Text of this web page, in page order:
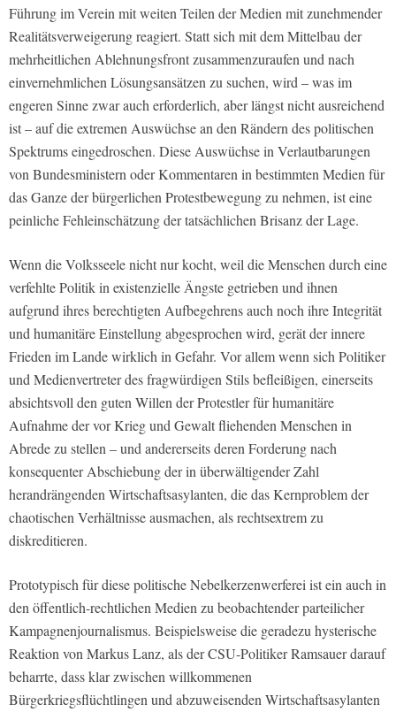
Führung im Verein mit weiten Teilen der Medien mit zunehmender
Realitätsverweigerung reagiert. Statt sich mit dem Mittelbau der
mehrheitlichen Ablehnungsfront zusammenzuraufen und nach
einvernehmlichen Lösungsansätzen zu suchen, wird – was im
engeren Sinne zwar auch erforderlich, aber längst nicht ausreichend
ist – auf die extremen Auswüchse an den Rändern des politischen
Spektrums eingedroschen. Diese Auswüchse in Verlautbarungen
von Bundesministern oder Kommentaren in bestimmten Medien für
das Ganze der bürgerlichen Protestbewegung zu nehmen, ist eine
peinliche Fehleinschätzung der tatsächlichen Brisanz der Lage.
Wenn die Volksseele nicht nur kocht, weil die Menschen durch eine
verfehlte Politik in existenzielle Ängste getrieben und ihnen
aufgrund ihres berechtigten Aufbegehrens auch noch ihre Integrität
und humanitäre Einstellung abgesprochen wird, gerät der innere
Frieden im Lande wirklich in Gefahr. Vor allem wenn sich Politiker
und Medienvertreter des fragwürdigen Stils befleißigen, einerseits
absichtsvoll den guten Willen der Protestler für humanitäre
Aufnahme der vor Krieg und Gewalt fliehenden Menschen in
Abrede zu stellen – und andererseits deren Forderung nach
konsequenter Abschiebung der in überwältigender Zahl
herandrängenden Wirtschaftsasylanten, die das Kernproblem der
chaotischen Verhältnisse ausmachen, als rechtsextrem zu
diskreditieren.
Prototypisch für diese politische Nebelkerzenwerferei ist ein auch in
den öffentlich-rechtlichen Medien zu beobachtender parteilicher
Kampagnenjournalismus. Beispielsweise die geradezu hysterische
Reaktion von Markus Lanz, als der CSU-Politiker Ramsauer darauf
beharrte, dass klar zwischen willkommenen
Bürgerkriegsflüchtlingen und abzuweisenden Wirtschaftsasylanten